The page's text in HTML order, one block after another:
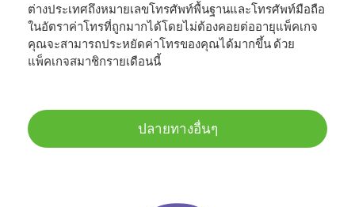
ต่างประเทศถึงหมายเลขโทรศัพท์พื้นฐานและโทรศัพท์มือถือ
ในอัตราค่าโทรที่ถูกมากได้โดยไม่ต้องคอยต่ออายุแพ็คเกจ
คุณจะสามารถประหยัดค่าโทรของคุณได้มากขึ้น ด้วย
แพ็คเกจสมาชิกรายเดือนนี้
ปลายทางอื่นๆ